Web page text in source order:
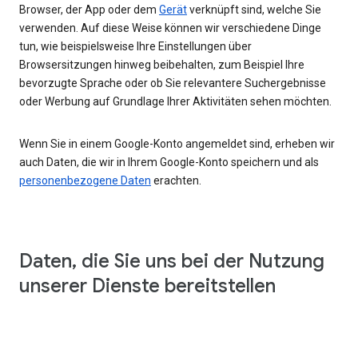
Browser, der App oder dem Gerätverknüpft sind, welche Sie
verwenden. Auf diese Weise können wir verschiedene Dinge
tun, wie beispielsweise Ihre Einstellungen über
Browsersitzungen hinweg beibehalten, zum Beispiel Ihre
bevorzugte Sprache oder ob Sie relevantere Suchergebnisse
oder Werbung auf Grundlage Ihrer Aktivitäten sehen möchten.
Wenn Sie in einem Google-Konto angemeldet sind, erheben wir
auch Daten, die wir in Ihrem Google-Konto speichern und als
personenbezogene Daten erachten.
Daten, die Sie uns bei der Nutzung
unserer Dienste bereitstellen